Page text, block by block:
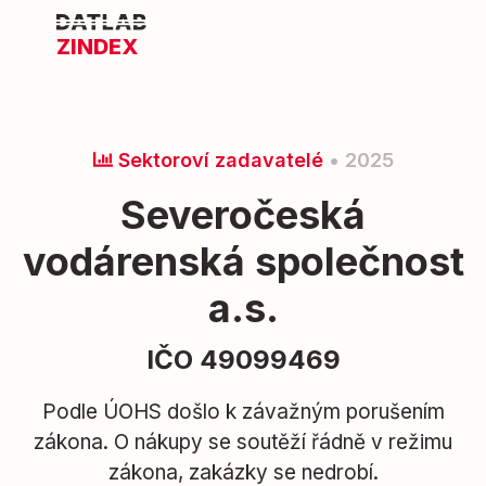
ZINDEX
Sektoroví zadavatelé• 2025
Severočeská
vodárenská společnost
a.s.
IČO 49099469
Podle ÚOHS došlo k závažným porušením
zákona. O nákupy se soutěží řádně v režimu
zákona, zakázky se nedrobí.